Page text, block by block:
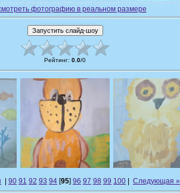
фотографию в реальном размере
Рейтинг: 0.0/0
90 91 92 93 94 [95] 96 97 98 99 100 Следующая »